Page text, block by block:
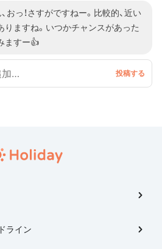
おっ！さすがですねー。比較的、近い
りますね。いつかチャンスがあった
ますー👍
ライン